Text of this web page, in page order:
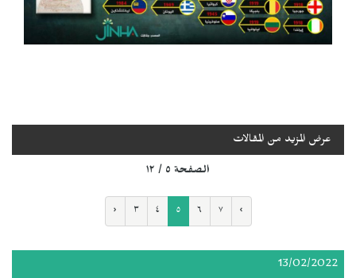
عرض المزيد من المقالات
الصفحة ٥ / ١٢
‹ ٣ ٤ ٥ ٦ ٧ ›
13/02/2022